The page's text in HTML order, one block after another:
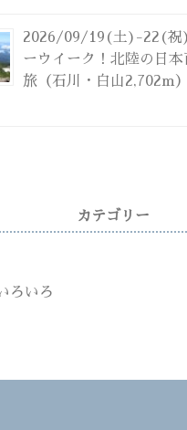
2026/09/19(土)-22(祝)
ーウイーク！北陸の日
旅（石川・白山2,702m）
カテゴリー
ろいろ